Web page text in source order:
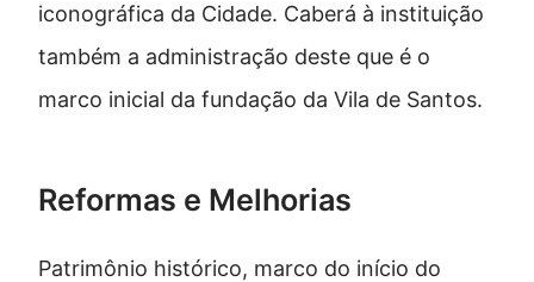
iconográfica da Cidade. Caberá à instituição
também a administração deste que é o
marco inicial da fundação da Vila de Santos.
Reformas e Melhorias
Patrimônio histórico, marco do início do